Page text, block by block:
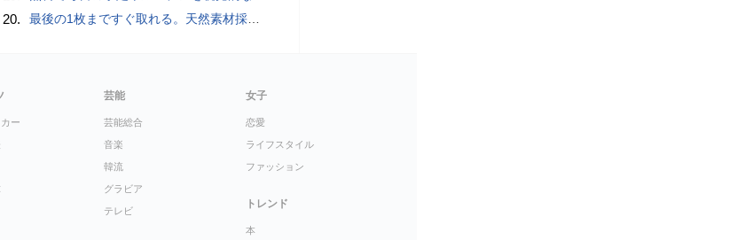
20. 最後の1枚まですぐ取れる。天然素材採用の「Ih Paperティッシュケース」
ー
芸能
芸能総合
音楽
韓流
グラビア
テレビ
女子
恋愛
ライフスタイル
ファッション
トレンド
本